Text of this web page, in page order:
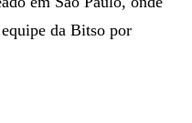
da Bitso por